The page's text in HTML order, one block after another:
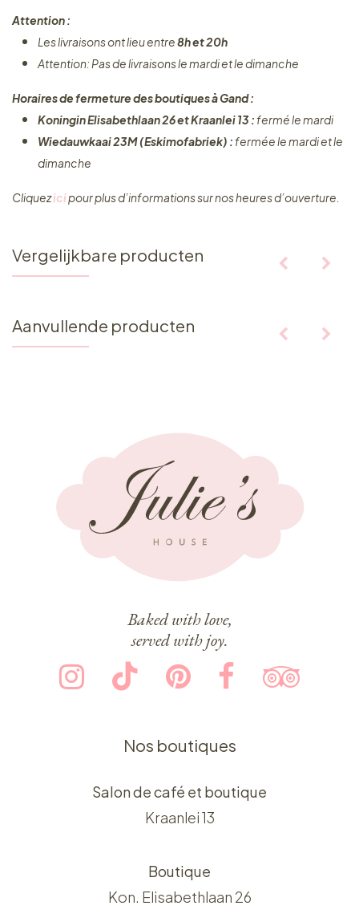
Attention :
Les livraisons ont lieu entre8h et 20h
Attention: Pas de livraisons le mardi et le dimanche
Horaires de fermeture des boutiques à Gand :
Koningin Elisabethlaan 26 et Kraanlei 13 :fermé le mardi
Wiedauwkaai 23M (Eskimofabriek) :fermée le mardi et le
dimanche
Cliquez ​icipour plus d’informations sur nos heures d’ouverture.
Vergelijkbare producten
Aanvullende producten
Baked with love,
served with joy.
Nos boutiques
Salon de café et boutique
Kraanlei 13
Boutique
Kon. Elisabethlaan 26